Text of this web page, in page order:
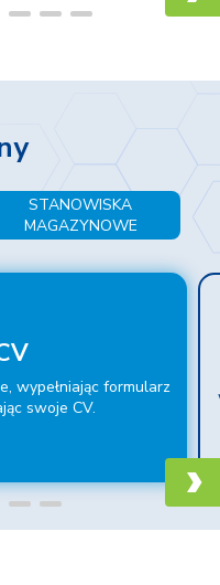
STANOWISKA
MAGAZYNOWE
wypełniając formularz
swoje CV.